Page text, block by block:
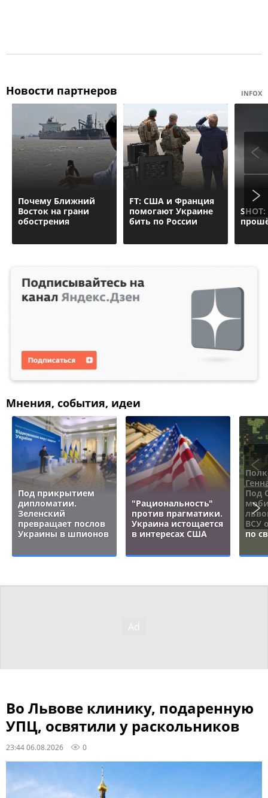
Новости партнеров INFOX
Почему Ближний
Восток на грани
обострения
FT: США и Франция
помогают Украине
бить по России
Мнения, события, идеи
Под прикрытием
дипломатии.
Зеленский
превращает послов
Украины в шпионов
"Рациональность"
против прагматики.
Украина истощается
в интересах США
Под
ВСУ
по
Во Львове клинику, подаренную
УПЦ, освятили у раскольников
23:44 06.08.2026 0